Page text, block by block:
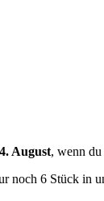
August, wenn du
noch 6 Stück in